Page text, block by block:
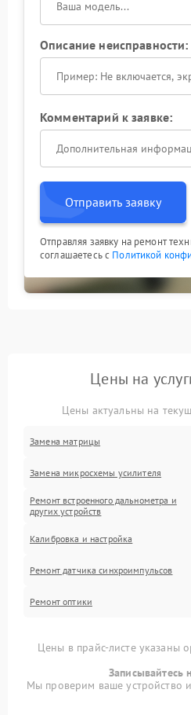
Описание неисправности:
Комментарий к заявке:
Отправить заявку
Отправляя заявку на ремонт
соглашаетесь с Политикой
Цены на
Цены актуальны на
Замена матрицы
Замена микросхемы усилителя
Ремонт встроенного дальнометра и
других устройств
Калибровка и настройка
Ремонт датчика синхроимпульсов
Ремонт оптики
Цены в прайс-листе указаны
Записывайтесь
Мы проверим ваше устройство